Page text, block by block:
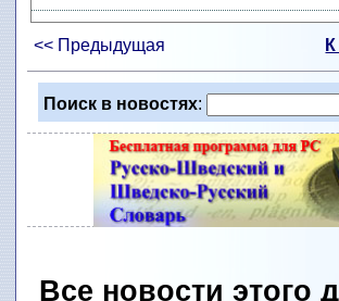
<< Предыдущая
Поиск в новостях:
Все новости этого